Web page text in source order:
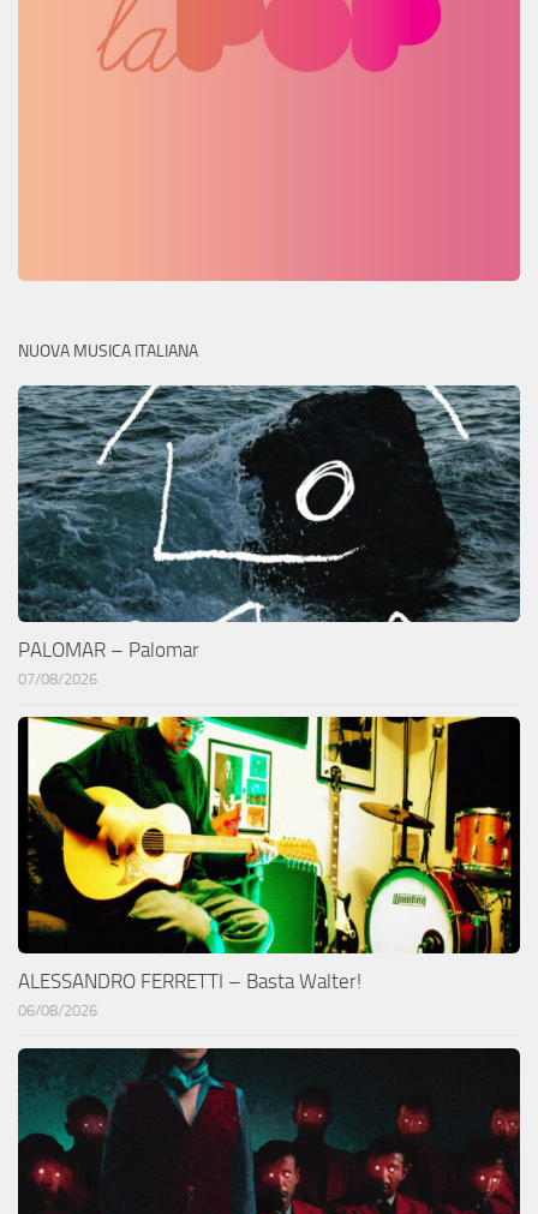
NUOVA MUSICA ITALIANA
PALOMAR – Palomar
07/08/2026
ALESSANDRO FERRETTI – Basta Walter!
06/08/2026